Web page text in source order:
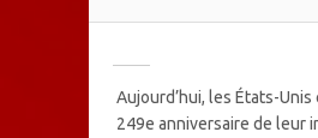
Aujourd’hui, les États-
249e anniversaire de leur